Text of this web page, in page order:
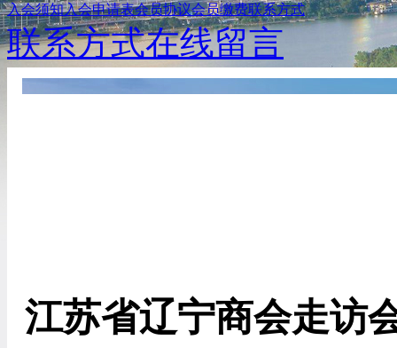
入会须知入会申请表会员协议会员缴费联系方式
联系方式在线留言
江苏省辽宁商会走访